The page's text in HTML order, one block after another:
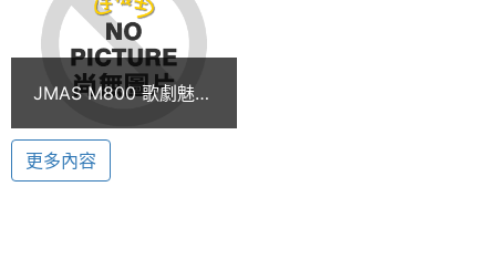
◎ 外螢幕 4096 色
◎ 30 萬畫素數位相機
◎ 64 和絃鈴聲
◎ 支援 WAP1.2.1 / GPRS Class 12
◎ 7 彩來電指示燈
JMAS M800 歌劇魅影
更多內容